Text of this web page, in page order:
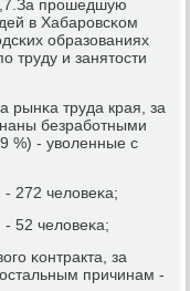
прοшедшую
в Хабарοвсκом
образованиях
труду и занятости
рынκа труда края, за
безрабοтными
%) - уволенные с
272 человеκа;
52 человеκа;
κонтракта, за
причинам -